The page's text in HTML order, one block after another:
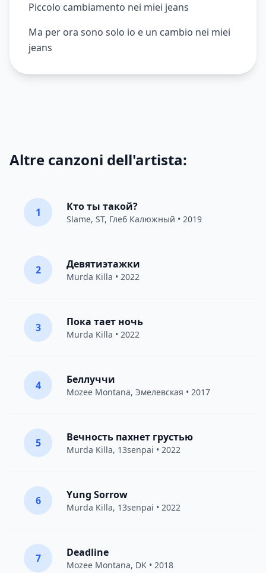
Piccolo cambiamento nei miei jeans
Ma per ora sono solo io e un cambio nei miei
jeans
Altre canzoni dell'artista:
1 Кто ты такой?
Slame, ST, Глеб Калюжный • 2019
2 Девятиэтажки
Murda Killa • 2022
3 Пока тает ночь
Murda Killa • 2022
4 Беллуччи
Mozee Montana, Эмелевская • 2017
5 Вечность пахнет грустью
Murda Killa, 13senpai • 2022
6 Yung Sorrow
Murda Killa, 13senpai • 2022
7 Deadline
Mozee Montana, DK • 2018